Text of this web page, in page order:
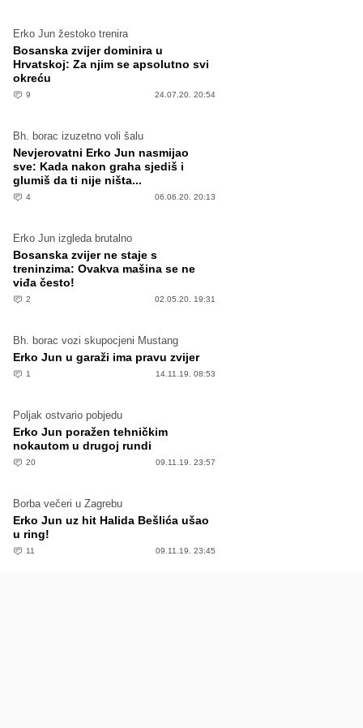
Erko Jun žestoko trenira
Bosanska zvijer dominira u
Hrvatskoj: Za njim se apsolutno svi
okreću
9 24.07.20. 20:54
Bh. borac izuzetno voli šalu
Nevjerovatni Erko Jun nasmijao
sve: Kada nakon graha sjediš i
glumiš da ti nije ništa...
4 06.06.20. 20:13
Erko Jun izgleda brutalno
Bosanska zvijer ne staje s
treninzima: Ovakva mašina se ne
viđa često!
2 02.05.20. 19:31
Bh. borac vozi skupocjeni Mustang
Erko Jun u garaži ima pravu zvijer
1 14.11.19. 08:53
Poljak ostvario pobjedu
Erko Jun poražen tehničkim
nokautom u drugoj rundi
20 09.11.19. 23:57
Borba večeri u Zagrebu
Erko Jun uz hit Halida Bešlića ušao
u ring!
11 09.11.19. 23:45